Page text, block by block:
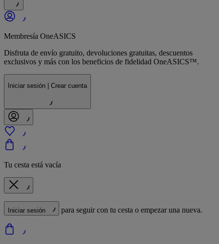
Membresía OneASICS
Disfruta de envío gratuito, devoluciones gratuitas, descuentos
exclusivos y más con los beneficios de fidelidad OneASICS™.
Iniciar sesión | Crear cuenta
Tu cesta está vacía
Iniciar sesión para seguir con tu cesta o empezar una nueva.